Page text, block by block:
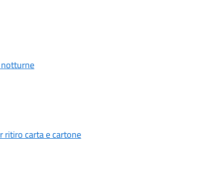
notturne
ritiro carta e cartone